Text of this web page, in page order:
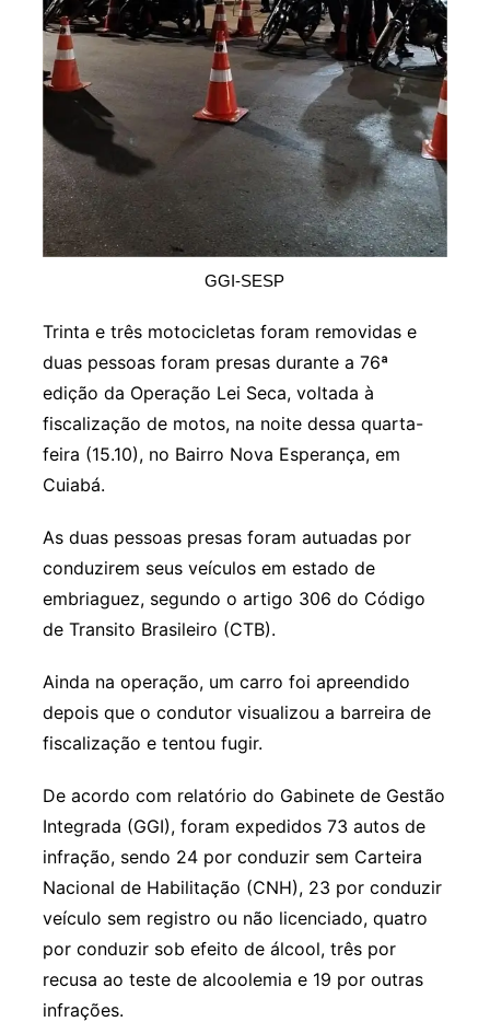
GGI-SESP
Trinta e três motocicletas foram removidas e
duas pessoas foram presas durante a 76ª
edição da Operação Lei Seca, voltada à
fiscalização de motos, na noite dessa quarta-
feira (15.10), no Bairro Nova Esperança, em
Cuiabá.
As duas pessoas presas foram autuadas por
conduzirem seus veículos em estado de
embriaguez, segundo o artigo 306 do Código
de Transito Brasileiro (CTB).
Ainda na operação, um carro foi apreendido
depois que o condutor visualizou a barreira de
fiscalização e tentou fugir.
De acordo com relatório do Gabinete de Gestão
Integrada (GGI), foram expedidos 73 autos de
infração, sendo 24 por conduzir sem Carteira
Nacional de Habilitação (CNH), 23 por conduzir
veículo sem registro ou não licenciado, quatro
por conduzir sob efeito de álcool, três por
recusa ao teste de alcoolemia e 19 por outras
infrações.